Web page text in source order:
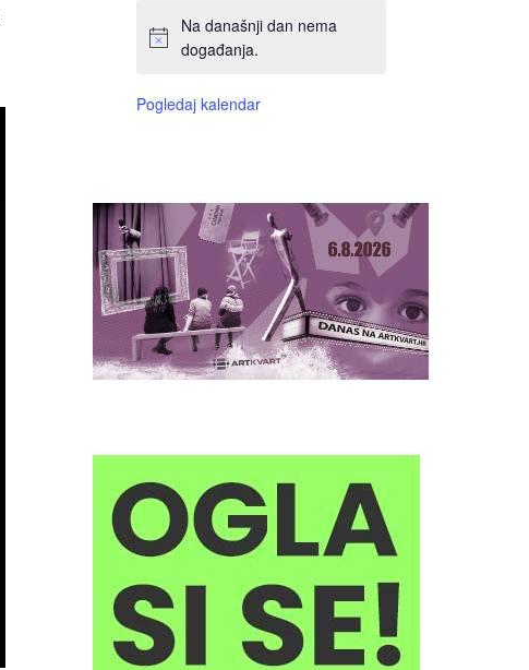
Na današnji dan nema
događanja.
Pogledaj kalendar